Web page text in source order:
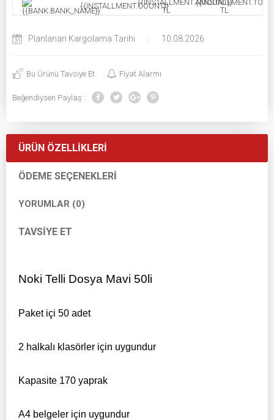
{{INSTALLMENT.COUNT}}{{INSTALLMENT.AMOUNT}}
TL
TL
Planlanan Kargolama Tarihi : 10.08.2026
Bu Ürünü Tavsiye Et Fiyat Alarmı
Beğendiysen Paylaş :
ÜRÜN ÖZELLIKLERI
ÖDEME SEÇENEKLERI
YORUMLAR (0)
TAVSIYE ET
Noki Telli Dosya Mavi 50li
Paket içi 50 adet
2 halkalı klasörler için uygundur
Kapasite 170 yaprak
A4 belgeler için uygundur